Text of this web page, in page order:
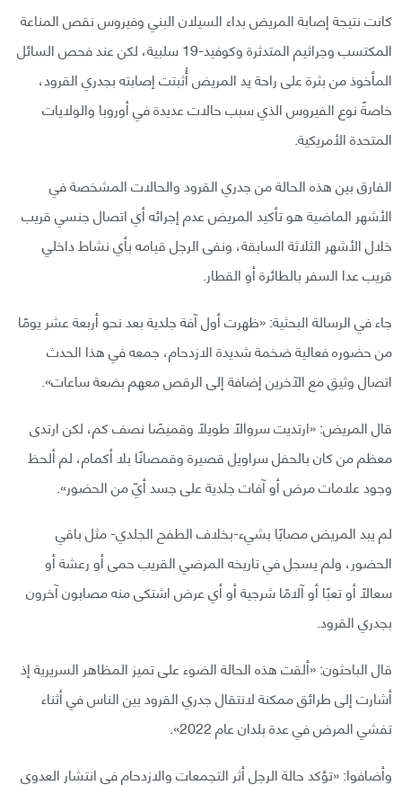
كانت نتيجة إصابة المريض بداء السيلان البني وفيروس نقص المناعة
المكتسب وجراثيم المتدثرة وكوفيد-19 سلبية، لكن عند فحص السائل
المأخوذ من بثرة على راحة يد المريض أُثبتت إصابته بجدري القرود،
خاصةً نوع الفيروس الذي سبب حالات عديدة في أوروبا والولايات
المتحدة الأمريكية.
الفارق بين هذه الحالة من جدري القرود والحالات المشخصة في
الأشهر الماضية هو تأكيد المريض عدم إجرائه أي اتصال جنسي قريب
خلال الأشهر الثلاثة السابقة، ونفى الرجل قيامه بأي نشاط داخلي
قريب عدا السفر بالطائرة أو القطار.
جاء في الرسالة البحثية: «ظهرت أول آفة جلدية بعد نحو أربعة عشر يومًا
من حضوره فعالية ضخمة شديدة الازدحام، جمعه في هذا الحدث
اتصال وثيق مع الآخرين إضافة إلى الرقص معهم بضعة ساعات».
قال المريض: «ارتديت سروالًا طويلًا وقميصًا نصف كم، لكن ارتدى
معظم من كان بالحفل سراويل قصيرة وقمصانًا بلا أكمام، لم ألحظ
وجود علامات مرض أو آفات جلدية على جسد أيّ من الحضور».
لم يبد المريض مصابًا بشيء-بخلاف الطفح الجلدي- مثل باقي
الحضور، ولم يسجل في تاريخه المرضي القريب حمى أو رعشة أو
سعالًا أو تعبًا أو آلامًا شرجية أو أي عرض اشتكى منه مصابون آخرون
بجدري القرود.
قال الباحثون: «ألقت هذه الحالة الضوء على تميز المظاهر السريرية إذ
أشارت إلى طرائق ممكنة لانتقال جدري القرود بين الناس في أثناء
تفشي المرض في عدة بلدان عام 2022».
وأضافوا: «تؤكد حالة الرجل أثر التجمعات والازدحام في انتشار العدوى